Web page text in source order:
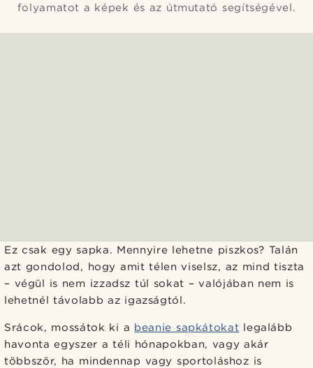
folyamatot a képek és az útmutató segítségével.
Ez csak egy sapka. Mennyire lehetne piszkos? Talán
azt gondolod, hogy amit télen viselsz, az mind tiszta
– végül is nem izzadsz túl sokat – valójában nem is
lehetnél távolabb az igazságtól.
Srácok, mossátok ki a beanie sapkátokat legalább
havonta egyszer a téli hónapokban, vagy akár
többször, ha mindennap vagy sportoláshoz is